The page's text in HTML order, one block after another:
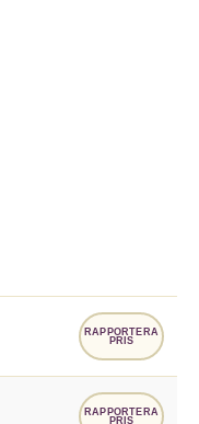
RAPPORTERA
PRIS
RAPPORTERA
PRIS